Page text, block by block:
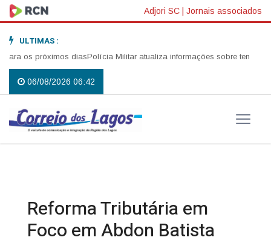
Adjori SC | Jornais associados
ULTIMAS :
os próximos diasPolícia Militar atualiza informações sobre tentativa
06/08/2026 06:42
Reforma Tributária em
Foco em Abdon Batista